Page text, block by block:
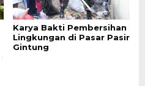
Karya Bakti Pembersihan
Lingkungan di Pasar Pasir
Gintung